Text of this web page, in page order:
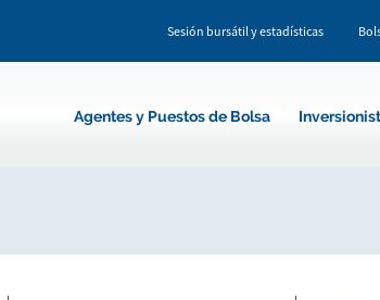
Sesión bursátil y estadísticas
Agentes y Puestos de Bolsa